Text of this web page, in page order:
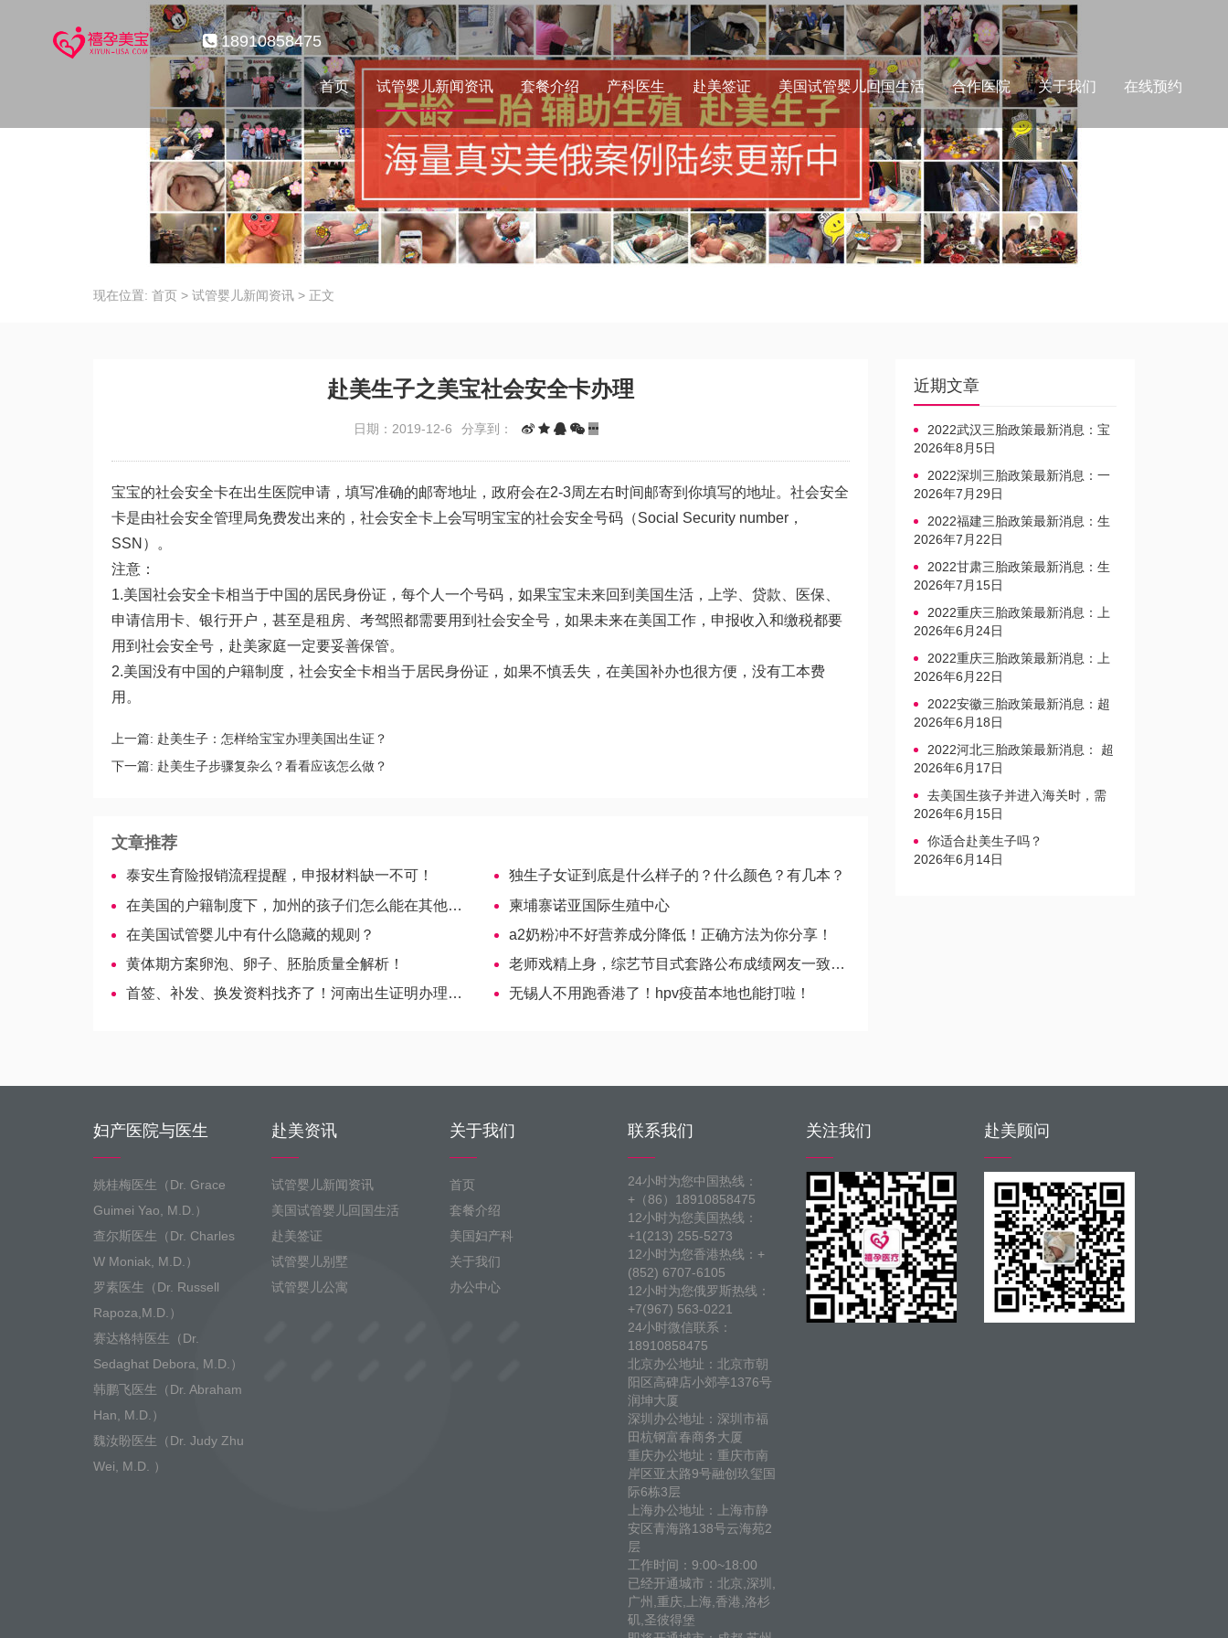
18910858475
首页 试管婴儿新闻资讯 套餐介绍 产科医生 赴美签证 美国试管婴儿回国生活 合作医院 关于我们 在线预约
现在位置: 首页 > 试管婴儿新闻资讯 > 正文
赴美生子之美宝社会安全卡办理
日期：2019-12-6 分享到：
宝宝的社会安全卡在出生医院申请，填写准确的邮寄地址，政府会在2-3周左右时间邮寄到你填写的地址。社会安全
卡是由社会安全管理局免费发出来的，社会安全卡上会写明宝宝的社会安全号码（Social Security number，
SSN）。
注意：
1.美国社会安全卡相当于中国的居民身份证，每个人一个号码，如果宝宝未来回到美国生活，上学、贷款、医保、
申请信用卡、银行开户，甚至是租房、考驾照都需要用到社会安全号，如果未来在美国工作，申报收入和缴税都要
用到社会安全号，赴美家庭一定要妥善保管。
2.美国没有中国的户籍制度，社会安全卡相当于居民身份证，如果不慎丢失，在美国补办也很方便，没有工本费
用。
上一篇: 赴美生子：怎样给宝宝办理美国出生证？
下一篇: 赴美生子步骤复杂么？看看应该怎么做？
文章推荐
泰安生育险报销流程提醒，申报材料缺一不可！
独生子女证到底是什么样子的？什么颜色？有几本？
在美国的户籍制度下，加州的孩子们怎么能在其他州上学吗？
柬埔寨诺亚国际生殖中心
在美国试管婴儿中有什么隐藏的规则？
a2奶粉冲不好营养成分降低！正确方法为你分享！
黄体期方案卵泡、卵子、胚胎质量全解析！
老师戏精上身，综艺节目式套路公布成绩网友一致好评
首签、补发、换发资料找齐了！河南出生证明办理so easy
无锡人不用跑香港了！hpv疫苗本地也能打啦！
近期文章
2022武汉三胎政策最新消息：宝
宝上户口不再罚款
2026年8月5日
2022深圳三胎政策最新消息：一
文读懂上户口是否罚款
2026年7月29日
2022福建三胎政策最新消息：生
育奖励发放迎新标准
2026年7月22日
2022甘肃三胎政策最新消息：生
育产假不享受带薪福利
2026年7月15日
2022重庆三胎政策最新消息：上
户口、办准生证指南
2026年6月24日
2022重庆三胎政策最新消息：上
户口、办准生证指南
2026年6月22日
2022安徽三胎政策最新消息：超
生家庭罚款标准更新
2026年6月18日
2022河北三胎政策最新消息： 超
生三孩不再缴纳社会抚养费
2026年6月17日
去美国生孩子并进入海关时，需
要注意的事项是什么？
2026年6月15日
你适合赴美生子吗？
2026年6月14日
妇产医院与医生
姚桂梅医生（Dr. Grace
Guimei Yao, M.D.）
查尔斯医生（Dr. Charles
W Moniak, M.D.）
罗素医生（Dr. Russell
Rapoza,M.D.）
赛达格特医生（Dr.
Sedaghat Debora, M.D.）
韩鹏飞医生（Dr. Abraham
Han, M.D.）
魏汝盼医生（Dr. Judy Zhu
Wei, M.D. ）
赴美资讯
试管婴儿新闻资讯
美国试管婴儿回国生活
赴美签证
试管婴儿别墅
试管婴儿公寓
关于我们
首页
套餐介绍
美国妇产科
关于我们
办公中心
联系我们
24小时为您中国热线：
+（86）18910858475
12小时为您美国热线：
+1(213) 255-5273
12小时为您香港热线：+
(852) 6707-6105
12小时为您俄罗斯热线：
+7(967) 563-0221
24小时微信联系：
18910858475
北京办公地址：北京市朝
阳区高碑店小郊亭1376号
润坤大厦
深圳办公地址：深圳市福
田杭钢富春商务大厦
重庆办公地址：重庆市南
岸区亚太路9号融创玖玺国
际6栋3层
上海办公地址：上海市静
安区青海路138号云海苑2
层
工作时间：9:00~18:00
已经开通城市：北京,深圳,
广州,重庆,上海,香港,洛杉
矶,圣彼得堡
关注我们 赴美顾问